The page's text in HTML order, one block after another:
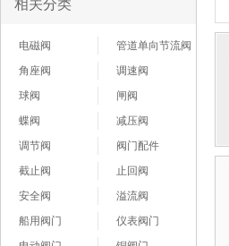
相关分类
电磁阀
管道单向节流阀
角座阀
调速阀
球阀
闸阀
蝶阀
减压阀
调节阀
阀门配件
截止阀
止回阀
安全阀
溢流阀
船用阀门
仪表阀门